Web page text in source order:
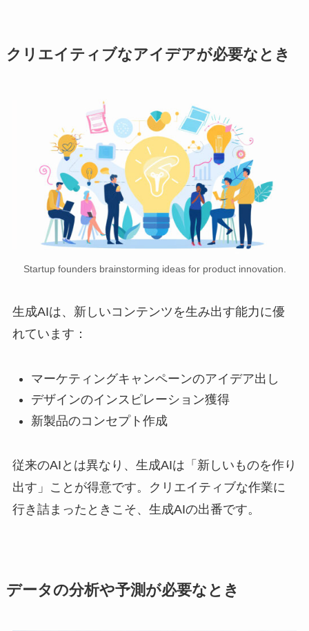
クリエイティブなアイデアが必要なとき
Startup founders brainstorming ideas for product innovation.
生成AIは、新しいコンテンツを生み出す能力に優
れています：
マーケティングキャンペーンのアイデア出し
デザインのインスピレーション獲得
新製品のコンセプト作成
従来のAIとは異なり、生成AIは「新しいものを作り
出す」ことが得意です。クリエイティブな作業に
行き詰まったときこそ、生成AIの出番です。
データの分析や予測が必要なとき